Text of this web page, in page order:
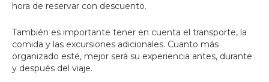
hora de reservar con descuento.
También es importante tener en cuenta el transporte, la
comida y las excursiones adicionales. Cuanto más
organizado esté, mejor será su experiencia antes, durante
y después del viaje.